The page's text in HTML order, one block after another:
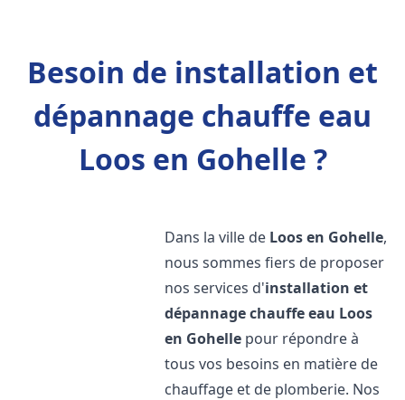
Besoin de installation et
dépannage chauffe eau
Loos en Gohelle ?
Dans la ville de Loos en Gohelle,
nous sommes fiers de proposer
nos services d'installation et
dépannage chauffe eau Loos
en Gohelle pour répondre à
tous vos besoins en matière de
chauffage et de plomberie. Nos